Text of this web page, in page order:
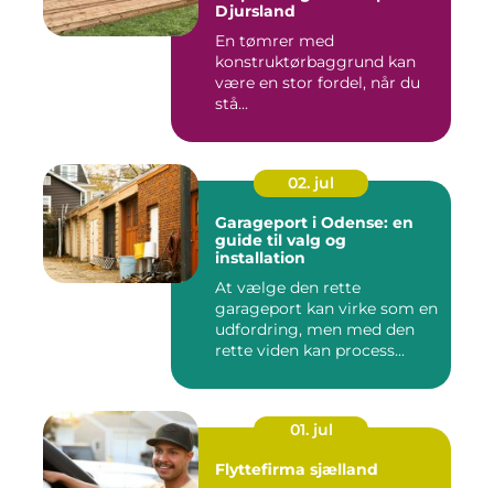
Djursland
En tømrer med
konstruktørbaggrund kan
være en stor fordel, når du
stå...
02. jul
Garageport i Odense: en
guide til valg og
installation
At vælge den rette
garageport kan virke som en
udfordring, men med den
rette viden kan process...
01. jul
Flyttefirma sjælland